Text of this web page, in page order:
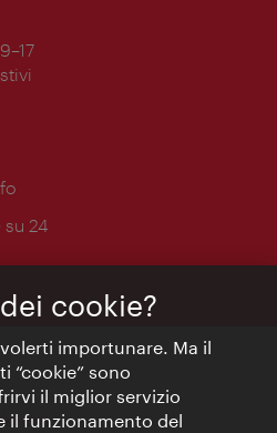
24
dati
cookie?
importunare. Ma il
“cookie” sono
il miglior servizio
il funzionamento del